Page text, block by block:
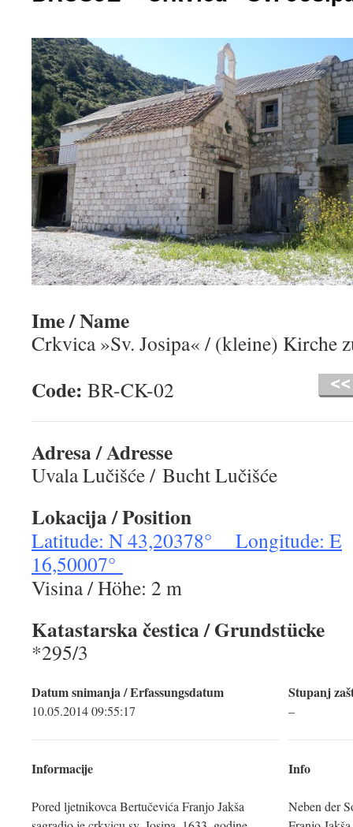
Ime / Name
Crkvica »Sv. Josipa« / (kleine) Kirche
Code: BR-CK-02
Adresa / Adresse
Uvala Lučišće / Bucht Lučišće
Lokacija/ Position
Latitude: N 43,20378° Longitude: E
16,50007°
Visina / Höhe: 2 m
Katastarska čestica/ Grundstücke
*295/3
Datum snimanja / Erfassungsdatum
10.05.2014 09:55:17
Informacije
Pored ljetnikovca Bertučevića Franjo Jakša
Stupanj
–
Info
Neben der